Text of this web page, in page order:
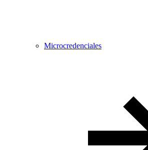
Microcredenciales